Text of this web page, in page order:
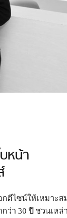
หน้า
กดีไซน์ให้เหมาะ
30 ปี ชวนเหล่า